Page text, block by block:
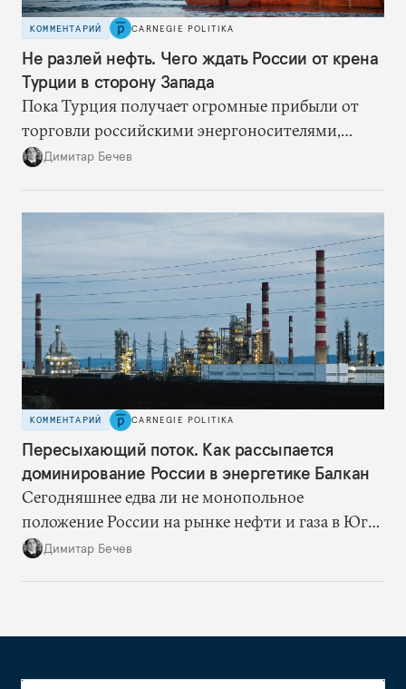
КОММЕНТАРИЙ CARNEGIE POLITIKA
Не разлей нефть. Чего ждать России от крена
Турции в сторону Запада
Пока Турция получает огромные прибыли от
торговли российскими энергоносителями,
частичный разворот на Запад не скажется на ее
Димитар Бечев
КОММЕНТАРИЙ CARNEGIE POLITIKA
Пересыхающий поток. Как рассыпается
доминирование России в энергетике Балкан
Сегодняшнее едва ли не монопольное
положение России на рынке нефти и газа в Юго-
Восточной Европе — это уходящая натура.
Димитар Бечев